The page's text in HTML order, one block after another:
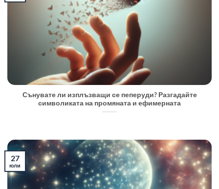
Сънувате ли изплъзващи се пеперуди? Разгадайте
символиката на промяната и ефимерната
27
юли